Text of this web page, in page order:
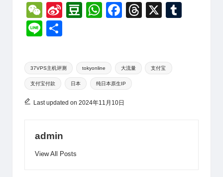
W
e
C
h
at
Si
W
ei
b
o
D
b
a
n
W
s
A
p
p
F
e
b
o
o
T
a
d
X
Li
e
Tags:
37VPS主机评测 tokyonline 大流量 支付宝
支付宝付款 日本 纯日本原生IP
Last updated on 2024年11月10日
admin
View All Posts